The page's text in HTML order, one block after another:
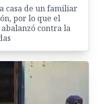
casa de un familiar
por lo que el
contra la